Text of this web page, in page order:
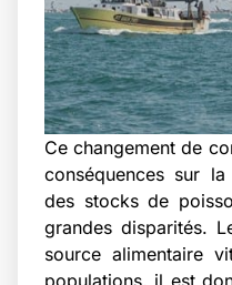
Ce changement de
conséquences sur
des stocks de
grandes disparités.
source alimentaire
populations, il est